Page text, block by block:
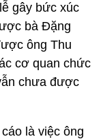
gây bức xúc
bà Đặng
ông Thu
cơ quan chức
chưa được
là việc ông